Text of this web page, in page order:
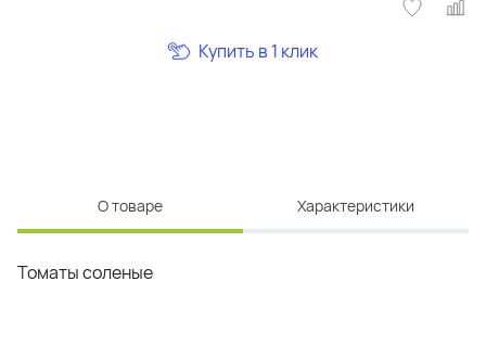
Купить в 1 клик
О товаре Характеристики
Томаты соленые